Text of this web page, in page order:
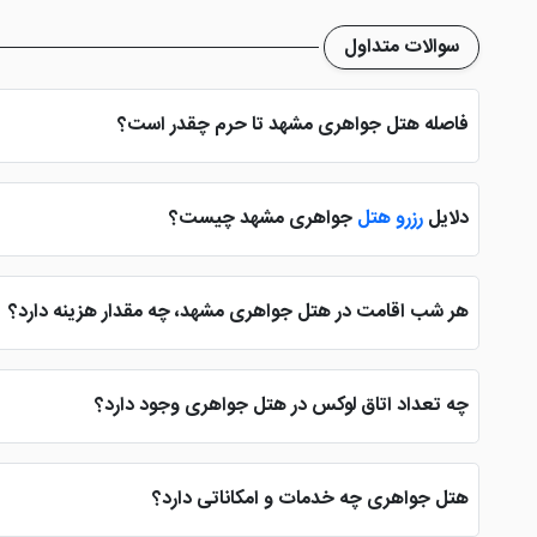
سوالات متداول
فاصله هتل جواهری مشهد تا حرم چقدر است؟
فاصله هتل جواهری مشهد تا حرم بسیار کم است؛ به گونه ای که میتوان گفت از این هتل تا حرم 8دقیقه پیاده روی می باشد با طی
دلایلرزرو هتلجواهری مشهد چیست؟
هتل 3ستاره جواهری همین جور که از اسمش پیداس یک هتل
بسیاری از تور لحظه آخری مشهد، رضایت کامل را با اقامت در
هر شب اقامت در هتل جواهری مشهد، چه مقدار هزینه دارد؟
با اقامت در هتل جواهری در شهرمشهد هزینه ای که باید برای هر شب اقامت پرداخت کنید به صورت علی الحساب
چه تعداد اتاق لوکس در هتل جواهری وجود دارد؟
مسافران فراهم خواهند کرد، اما با این وجود اتاق لوکسی در این
هتل جواهری چه خدمات و امکاناتی دارد؟